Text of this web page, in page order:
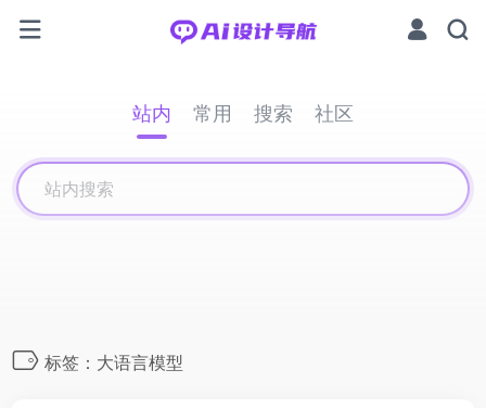
站内 常用 搜索 社区
标签：大语言模型